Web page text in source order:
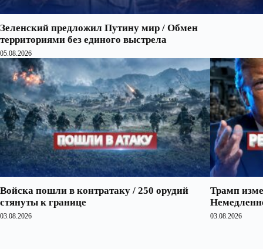
Зеленский предложил Путину мир / Обмен
территориями без единого выстрела
05.08.2026
Войска пошли в контратаку / 250 орудий
стянуты к границе
03.08.2026
Трамп
03.08.2026